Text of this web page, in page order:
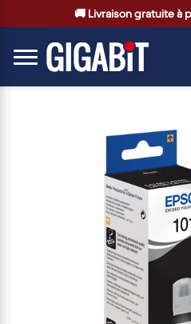
🚚 Livraison gratuite à